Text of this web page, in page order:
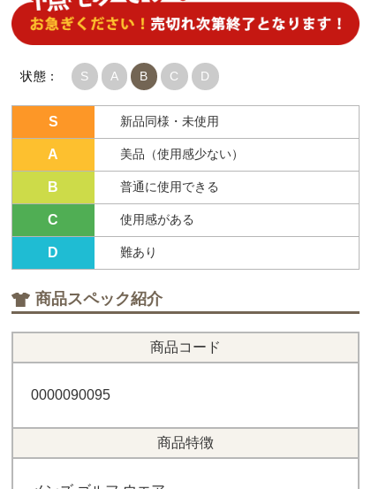
状態： S A B C D
S 新品同様・未使用
A 美品（使用感少ない）
B 普通に使用できる
C 使用感がある
D 難あり
商品スペック紹介
商品コード
0000090095
商品特徴